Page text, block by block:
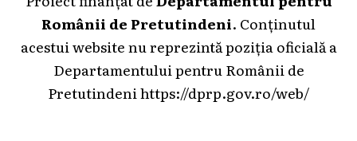
Românii de Pretutindeni. Conținutul
acestui website nu reprezintă poziția oficială a
Departamentului pentru Românii de
Pretutindeni https://dprp.gov.ro/web/